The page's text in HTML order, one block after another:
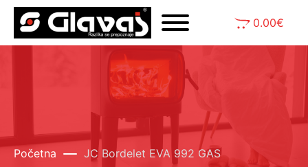
0.00€
Početna JC Bordelet EVA 992 GAS